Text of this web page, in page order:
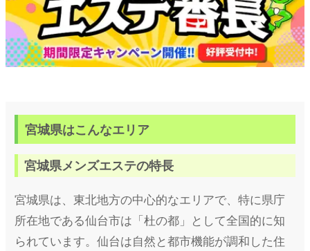
宮城県はこんなエリア
宮城県メンズエステの特長
宮城県は、東北地方の中心的なエリアで、特に県庁
所在地である仙台市は「杜の都」として全国的に知
られています。仙台は自然と都市機能が調和した住